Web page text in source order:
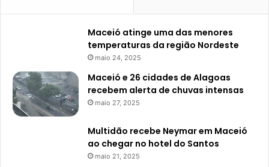
Maceió atinge uma das menores
temperaturas da região Nordeste
maio 24, 2025
Maceió e 26 cidades de Alagoas
recebem alerta de chuvas intensas
maio 27, 2025
Multidão recebe Neymar em Maceió
ao chegar no hotel do Santos
maio 21, 2025